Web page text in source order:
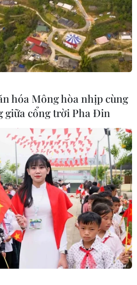
là một nhiệm vụ quan trọng trong
bệnh.
hóa Mông hòa nhịp cùng
giữa cổng trời Pha Đin